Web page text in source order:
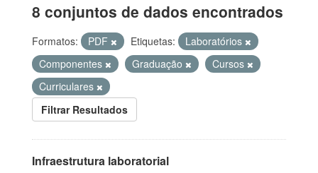
8 conjuntos de dados encontrados
Formatos: PDF Etiquetas:
Laboratórios
Componentes
Graduação
Cursos
Curriculares
Filtrar Resultados
Infraestrutura laboratorial